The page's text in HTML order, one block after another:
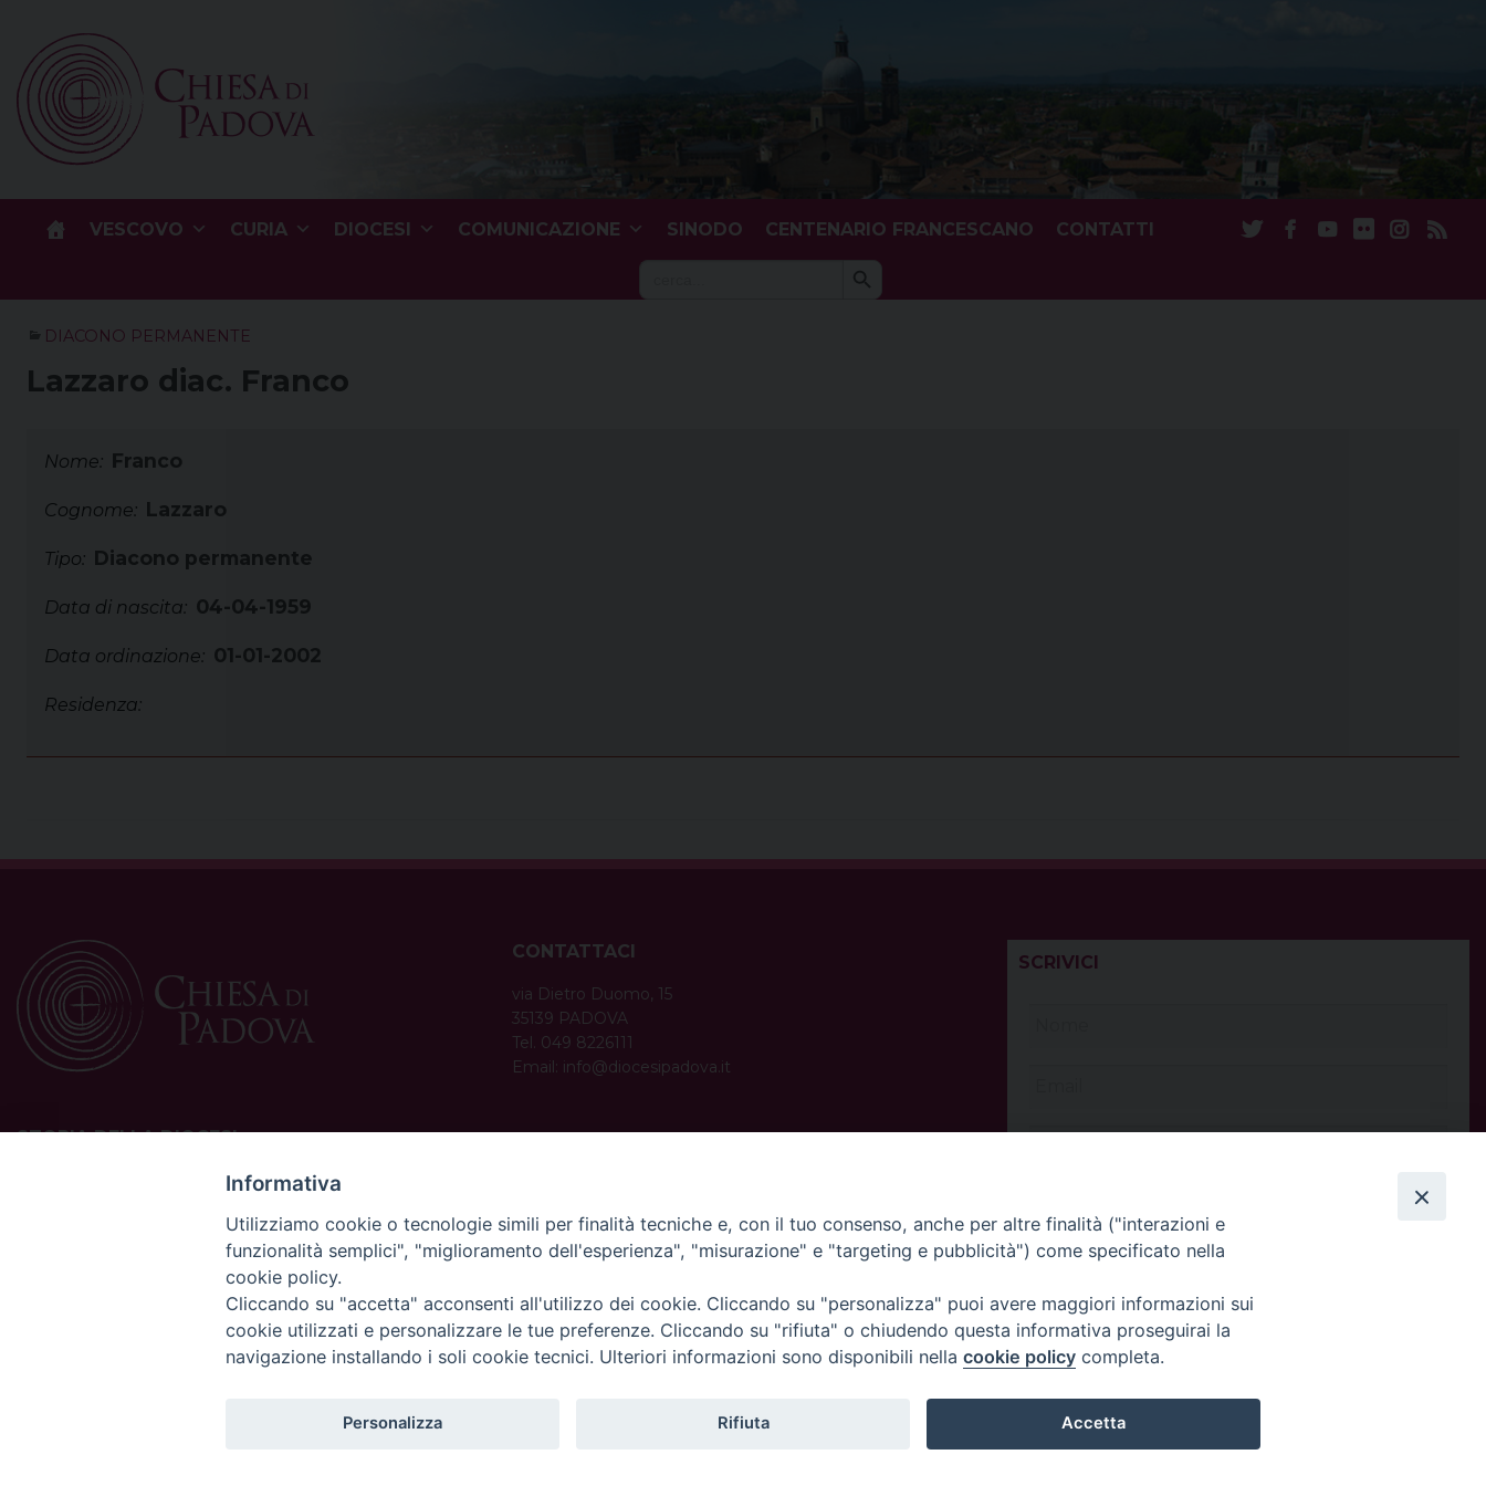
content
VESCOVO CURIA DIOCESI COMUNICAZIONE SINODO CENTENARIO FRANCESCANO CONTATTI
Search Search Button
DIACONO PERMANENTE
Lazzaro diac. Franco
Nome: Franco
Cognome: Lazzaro
Tipo: Diacono permanente
Data di nascita: 04-04-1959
Data ordinazione: 01-01-2002
Residenza:
STORIA DELLA DIOCESI
La Diocesi di Padova è una sede della Chiesa cattolica in
alla Regione Ecclesiastica Triveneto.
È costituita da 454 parrocchie situate nelle province di
Padova, Vicenza, Venezia, Treviso, Belluno.
È retta dal vescovo Claudio Cipolla.
CONTATTACI
via Dietro Duomo, 15
35139 PADOVA
Tel. 049 8226111
Email: info@diocesipadova.it
SCRIVICI
Informativa
Utilizziamo cookie o tecnologie simili per finalità tecniche e, con il tuo consenso, anche per altre finalità ("interazioni e
funzionalità semplici", "miglioramento dell'esperienza", "misurazione" e "targeting e pubblicità") come specificato nella
cookie policy.
Cliccando su "accetta" acconsenti all'utilizzo dei cookie. Cliccando su "personalizza" puoi avere maggiori informazioni sui
cookie utilizzati e personalizzare le tue preferenze. Cliccando su "rifiuta" o chiudendo questa informativa proseguirai la
navigazione installando i soli cookie tecnici. Ulteriori informazioni sono disponibili nella cookie policy completa.
Personalizza Rifiuta Accetta